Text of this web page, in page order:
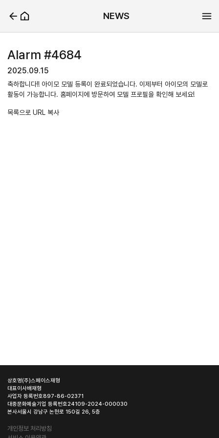
NEWS
Alarm #4684
2025.09.15
축하합니다!! 아이모 모델 등록이 완료되었습니다. 이제부터 아이모의 모델로
활동이 가능합니다. 홈페이지에 방문하여 모델 프로필을 확인해 보세요!
목록으로 URL 복사
상호명(주)스페이스재형
대표이사배재형
사업자 등록번호897-86-02371
대중문화예술기업 등록번호24109-2024-000030
본사서울시 강남구 논현로 150길 26, 5층
개인정보 처리방침